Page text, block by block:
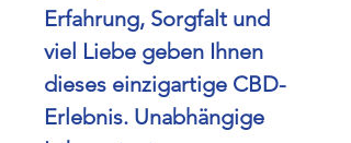
Erfahrung, Sorgfalt und
viel Liebe geben Ihnen
dieses einzigartige CBD-
Erlebnis. Unabhängige